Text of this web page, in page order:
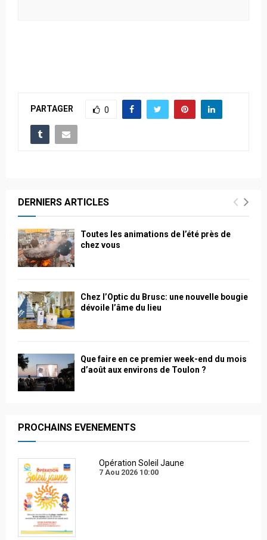
PARTAGER 0
DERNIERS ARTICLES
Toutes les animations de l’été près de
chez vous
Chez l’Optic du Brusc: une nouvelle bougie
dévoile l’âme du lieu
Que faire en ce premier week-end du mois
d’août aux environs de Toulon ?
PROCHAINS EVENEMENTS
Opération Soleil Jaune
7 Aou 2026 10:00